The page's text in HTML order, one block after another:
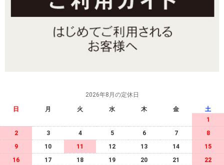
2026年8月の定休日
日 月 火 水 木 金
土
1
2
3 4 5 6 7
8
9
10 11 12 13 14
15
16
17 18 19 20 21
22